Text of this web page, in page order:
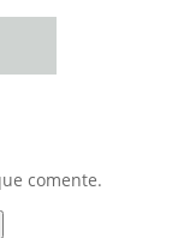
comente.